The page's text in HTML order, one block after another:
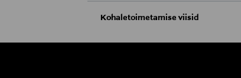
Kohaletoimetamise viisid